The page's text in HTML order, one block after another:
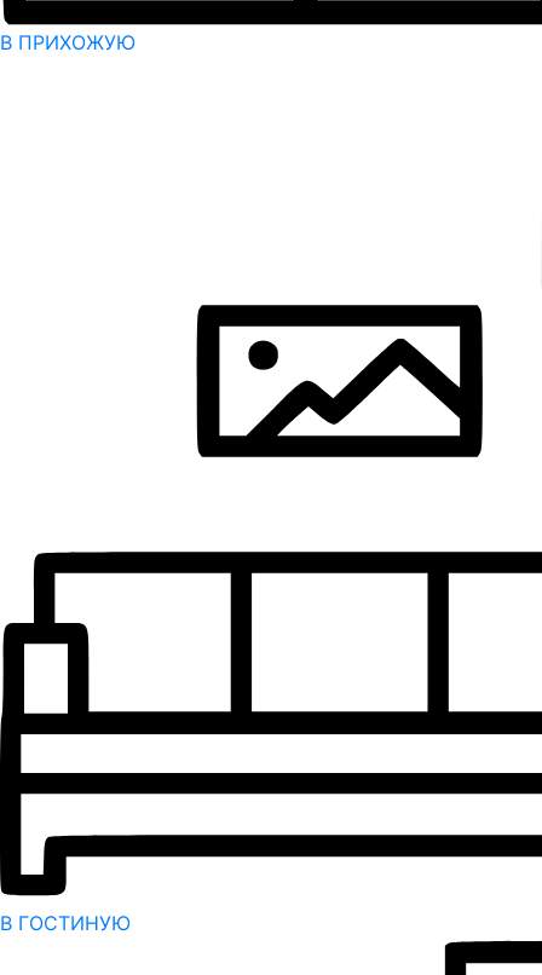
В ПРИХОЖУЮ
В ГОСТИНУЮ